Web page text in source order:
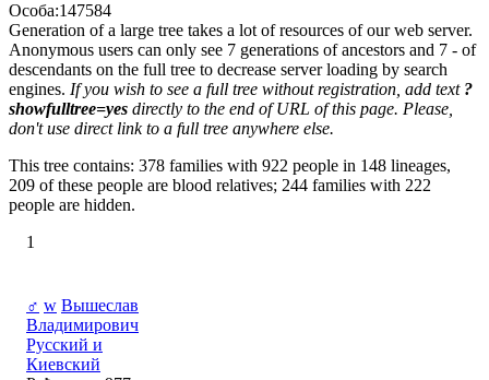
Особа:147584
Generation of a large tree takes a lot of resources of our web server.
Anonymous users can only see 7 generations of ancestors and 7 - of
descendants on the full tree to decrease server loading by search
engines. If you wish to see a full tree without registration, add text ?
showfulltree=yes directly to the end of URL of this page. Please,
don't use direct link to a full tree anywhere else.
This tree contains: 378 families with 922 people in 148 lineages,
209 of these people are blood relatives; 244 families with 222
people are hidden.
1
♂ w Вышеслав
Владимирович
Русский и
Киевский